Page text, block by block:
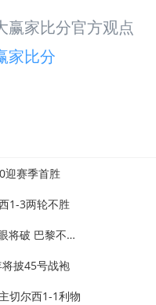
赢家比分官方观点
家比分
迎赛季首胜
1-3两轮不胜
四亿妄为是真的！切尔西花销近4亿欧眨眼将破 巴黎不够看了
披45号战袍
切尔西1-1利物